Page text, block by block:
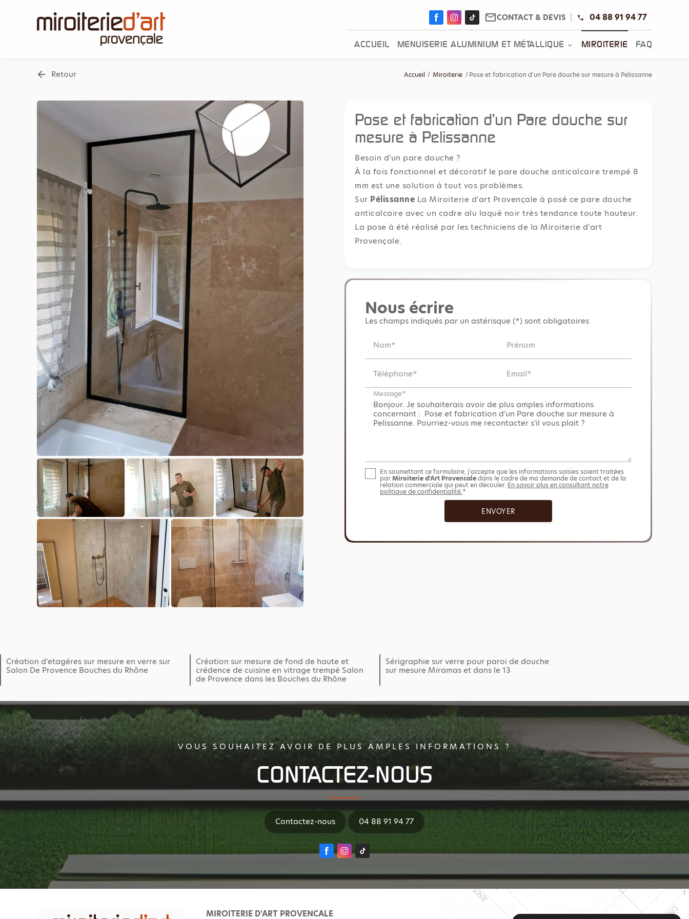
mail_outlineCONTACT & DEVIS 04 88 91 94 77
ACCUEIL MENUISERIE ALUMINIUM ET MÉTALLIQUE MIROITERIE FAQ
Accueil Miroiterie Pose et fabrication d'un Pare douche sur mesure à Pelissanne
Retour
Pose et fabrication d'un Pare douche sur
mesure à Pelissanne
Besoin d'un pare douche ?
À la fois fonctionnel et décoratif le pare douche anticalcaire trempé 8
mm est une solution à tout vos problèmes.
Sur Pélissanne La Miroiterie d'art Provençale à posé ce pare douche
anticalcaire avec un cadre alu laqué noir très tendance toute hauteur.
La pose à été réalisé par les techniciens de la Miroiterie d'art
Provençale.
Nous écrire
Les champs indiqués par un astérisque (*) sont obligatoires
Nom* Prénom
Téléphone* Email*
Message*
En soumettant ce formulaire, j'accepte que les informations saisies soient traitées
parMiroiterie d'Art Provencaledans le cadre de ma demande de contact et de la
relation commerciale qui peut en découler. En savoir plus en consultant notre
politique de confidentialité.*
Création d'etagéres sur mesure en verre sur
Salon De Provence Bouches du Rhône
Création sur mesure de fond de haute et
crédence de cuisine en vitrage trempé Salon
de Provence dans les Bouches du Rhône
Sérigraphie sur verre pour paroi de douche
sur mesure Miramas et dans le 13
VOUS SOUHAITEZ AVOIR DE PLUS AMPLES INFORMATIONS ?
CONTACTEZ-NOUS
Contactez-nous 04 88 91 94 77
MIROITERIE D'ART PROVENCALE